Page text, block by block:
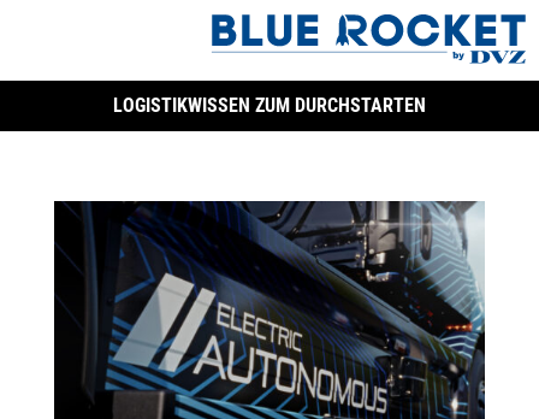
LOGISTIKWISSEN ZUM DURCHSTARTEN